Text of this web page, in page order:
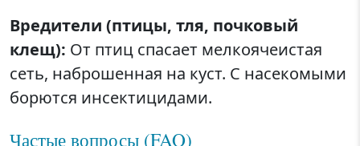
Вредители (птицы, тля, почковый
клещ): От птиц спасает мелкоячеистая
сеть, наброшенная на куст. С насекомыми
борются инсектицидами.
Частые вопросы (FAQ)